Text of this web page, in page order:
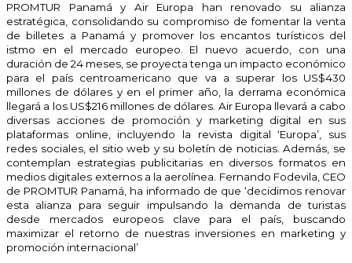
PROMTUR Panamá y Air Europa han renovado su alianza
estratégica, consolidando su compromiso de fomentar la venta
de billetes a Panamá y promover los encantos turísticos del
istmo en el mercado europeo. El nuevo acuerdo, con una
duración de 24 meses, se proyecta tenga un impacto económico
para el país centroamericano que va a superar los US$430
millones de dólares y en el primer año, la derrama económica
llegará a los US$216 millones de dólares. Air Europa llevará a cabo
diversas acciones de promoción y marketing digital en sus
plataformas online, incluyendo la revista digital ‘Europa’, sus
redes sociales, el sitio web y su boletín de noticias. Además, se
contemplan estrategias publicitarias en diversos formatos en
medios digitales externos a la aerolínea. Fernando Fodevila, CEO
de PROMTUR Panamá, ha informado de que ‘decidimos renovar
esta alianza para seguir impulsando la demanda de turistas
desde mercados europeos clave para el país, buscando
maximizar el retorno de nuestras inversiones en marketing y
promoción internacional’